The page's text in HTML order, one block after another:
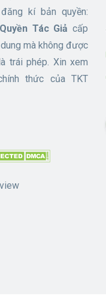
kí bản quyền:
Tác Giả cấp
mà không được
trái phép. Xin xem
thức của TKT